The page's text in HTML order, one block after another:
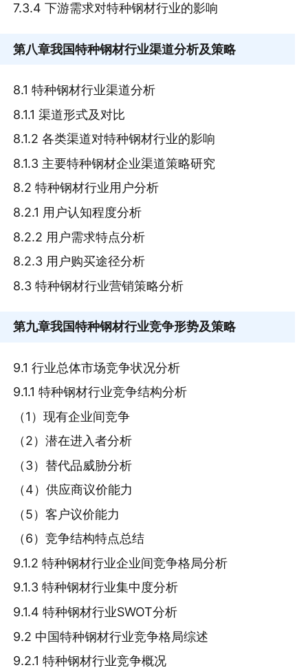
7.3.4 下游需求对特种钢材行业的影响
第八章我国特种钢材行业渠道分析及策略
8.1 特种钢材行业渠道分析
8.1.1 渠道形式及对比
8.1.2 各类渠道对特种钢材行业的影响
8.1.3 主要特种钢材企业渠道策略研究
8.2 特种钢材行业用户分析
8.2.1 用户认知程度分析
8.2.2 用户需求特点分析
8.2.3 用户购买途径分析
8.3 特种钢材行业营销策略分析
第九章我国特种钢材行业竞争形势及策略
9.1 行业总体市场竞争状况分析
9.1.1 特种钢材行业竞争结构分析
（1）现有企业间竞争
（2）潜在进入者分析
（3）替代品威胁分析
（4）供应商议价能力
（5）客户议价能力
（6）竞争结构特点总结
9.1.2 特种钢材行业企业间竞争格局分析
9.1.3 特种钢材行业集中度分析
9.1.4 特种钢材行业SWOT分析
9.2 中国特种钢材行业竞争格局综述
9.2.1 特种钢材行业竞争概况